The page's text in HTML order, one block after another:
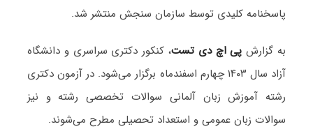
پاسخنامه کلیدی توسط سازمان سنجش منتشر شد.
به گزارشپی اچ دی تست، کنکور دکتری سراسری و دانشگاه
آزاد سال ۱۴۰۳ چهارم اسفندماه برگزار می‌شود. در آزمون دکتری
رشته آموزش زبان آلمانی سوالات تخصصی رشته و نیز
سوالات زبان عمومی و استعداد تحصیلی مطرح می‌شوند.